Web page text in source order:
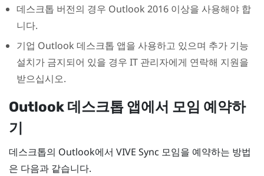
데스크톱 버전의 경우 Outlook 2016 이상을 사용해야 합
니다.
기업 Outlook 데스크톱 앱을 사용하고 있으며 추가 기능
설치가 금지되어 있을 경우 IT 관리자에게 연락해 지원을
받으십시오.
Outlook 데스크톱 앱에서 모임 예약하
기
데스크톱의 Outlook에서 VIVE Sync 모임을 예약하는 방법
은 다음과 같습니다.